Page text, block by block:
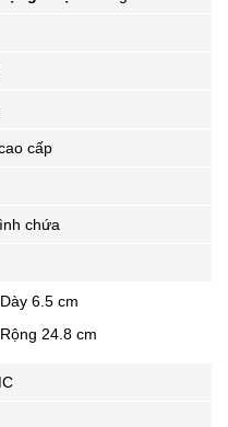
cấp
chứa
Dày 6.5 cm
Rộng 24.8 cm